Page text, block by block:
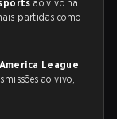
ao vivo na
partidas como
.
League
ao vivo,